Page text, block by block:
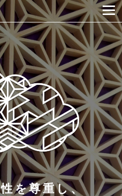
を尊重し、